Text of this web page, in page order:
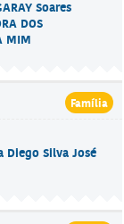
Soares
DOS
MIM
Família
Diego Silva José